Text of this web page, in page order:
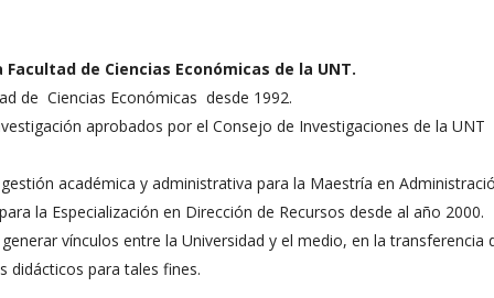
de Ciencias Económicas de la UNT.
de Ciencias Económicas desde 1992.
aprobados por el Consejo de Investigaciones de la UNT
académica y administrativa para la Maestría en
la Especialización en Dirección de Recursos desde al año 2000.
vínculos entre la Universidad y el medio, en la transferencia
didácticos para tales fines.